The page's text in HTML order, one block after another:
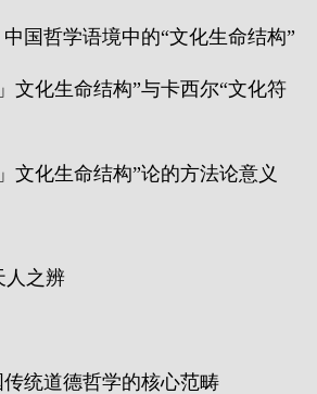
国哲学语境中的“文化生命结构”
文化生命结构”与卡西尔“文化符
文化生命结构”论的方法论意义
人之辨
传统道德哲学的核心范畴